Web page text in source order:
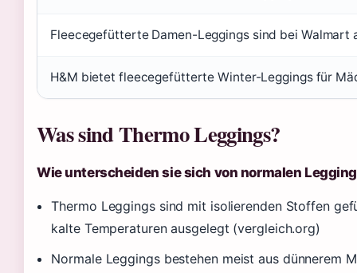
Fleecegefütterte Damen-Leggings sind bei
H&M bietet fleecegefütterte Winter-Leggings für
Was sind Thermo Leggings?
Wie unterscheiden sie sich von normalen
Thermo Leggings sind mit isolierenden Stoffen
kalte Temperaturen ausgelegt (vergleich.org)
Normale Leggings bestehen meist aus dünnerem